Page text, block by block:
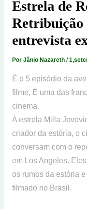
Estrela de
Retribuição
entrevista
Por Jânio Nazareth /
É o 5 episódio da
filme, É uma das
cinema.
A estrela Milla
criador da estória, o
conversam com o
em Los Angeles.
os rumos da estória
filmado no Brasil.